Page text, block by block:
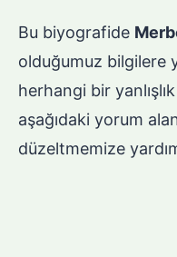
Bu biyografide
olduğumuz bilgilere
herhangi bir
aşağıdaki yorum
düzeltmemize